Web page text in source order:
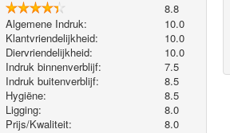
8.8
Algemene Indruk:
10.0
Klantvriendelijkheid:
10.0
Diervriendelijkheid:
10.0
Indruk binnenverblijf:
7.5
Indruk buitenverblijf:
8.5
Hygiëne‎:
8.5
Ligging:
8.0
Prijs/Kwaliteit:
8.0